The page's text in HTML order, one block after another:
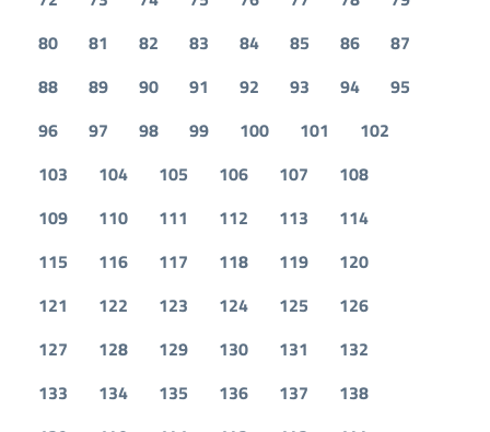
80
81 82 83 84 85 86
87
88
89 90 91 92 93 94
95
96
97 98 99 100 101
102
103
104 105 106 107
108
109
110 111 112 113
114
115
116 117 118 119
120
121
122 123 124 125
126
127
128 129 130 131
132
133
134 135 136 137
138